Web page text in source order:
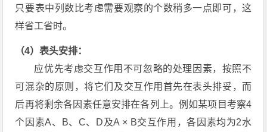
只要表中列数比考虑需要观察的个数稍多一点即可，这
样省工省时。
（4）表头安排：
应优先考虑交互作用不可忽略的处理因素，按照不
可混杂的原则，将它们及交互作用首先在表头排妥，而
后再将剩余各因素任意安排在各列上。例如某项目考察4
个因素A、B、C、D及A × B交互作用，各因素均为2水